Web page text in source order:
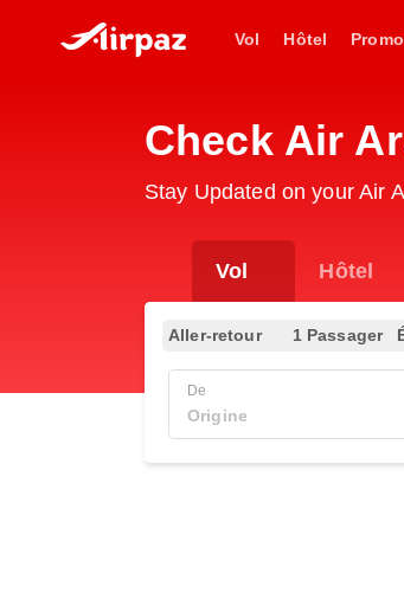
Vol Hôtel Promo
Check Air
Stay Updated on your Air
Vol Hôtel
Aller-retour 1 Passager
De